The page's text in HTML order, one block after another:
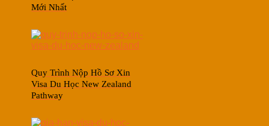
Mới Nhất
Quy Trình Nộp Hồ Sơ Xin
Visa Du Học New Zealand
Pathway